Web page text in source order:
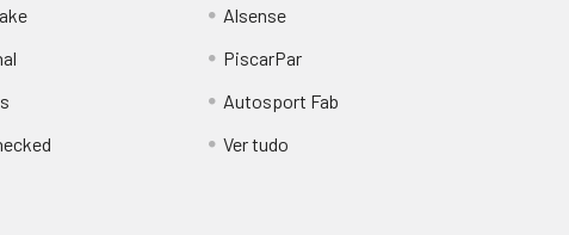
Alsense
PiscarPar
Autosport Fab
Ver tudo